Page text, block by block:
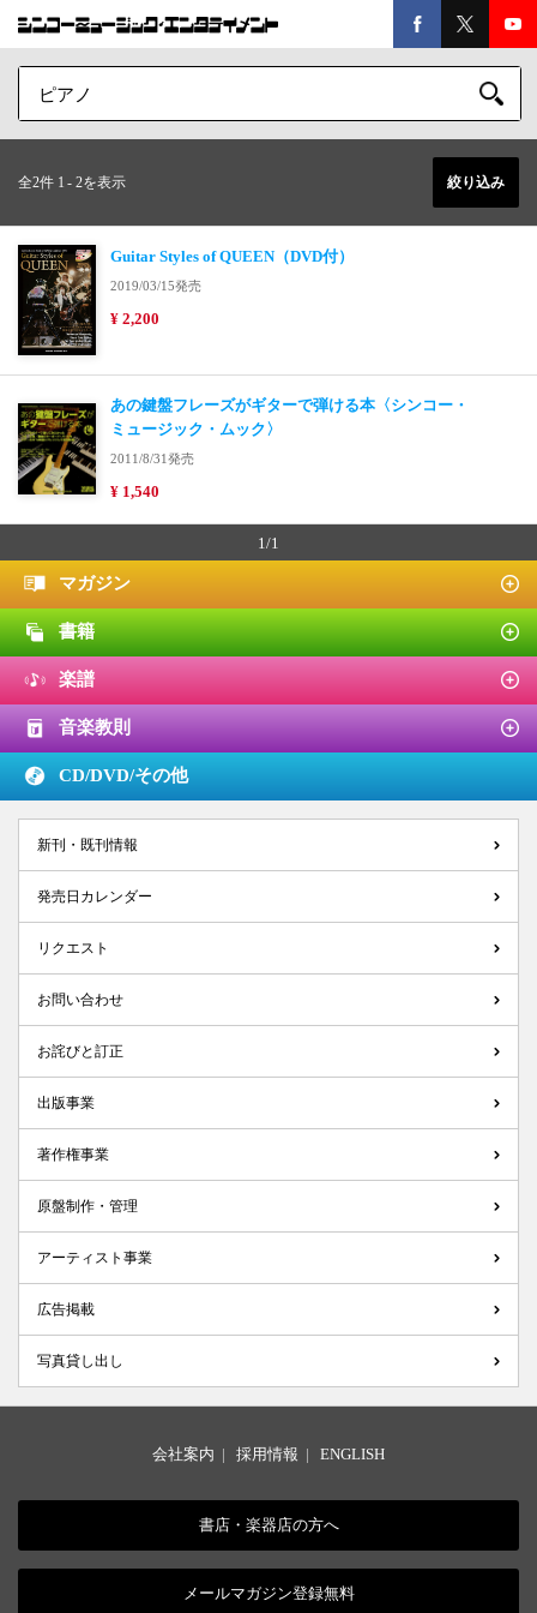
全2件 1 - 2を表示 絞り込み
Guitar Styles of QUEEN（DVD付）
2019/03/15発売
¥ 2,200
あの鍵盤フレーズがギターで弾ける本〈シンコー・
ミュージック・ムック〉
2011/8/31発売
¥ 1,540
1/1
マガジン
書籍
楽譜
音楽教則
CD/DVD/その他
新刊・既刊情報
発売日カレンダー
リクエスト
お問い合わせ
お詫びと訂正
出版事業
著作権事業
原盤制作・管理
アーティスト事業
広告掲載
写真貸し出し
会社案内 | 採用情報 | ENGLISH
書店・楽器店の方へ
メールマガジン登録無料